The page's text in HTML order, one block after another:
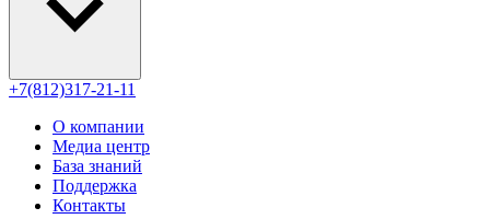
+7(812)317-21-11
О компании
Медиа центр
База знаний
Поддержка
Контакты